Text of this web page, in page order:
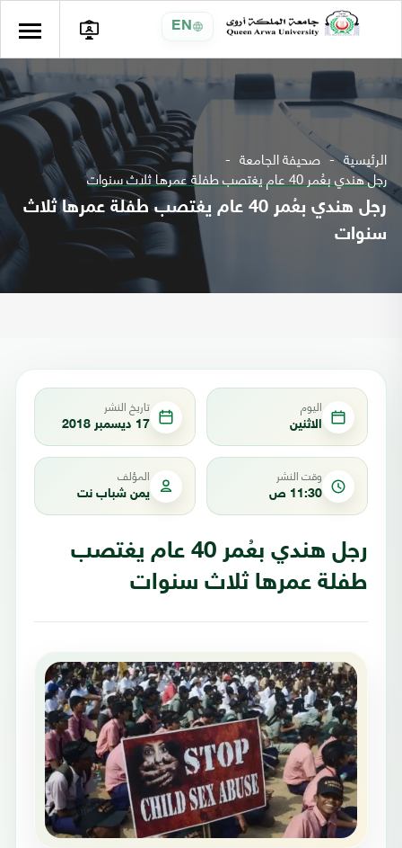
EN
الرئيسية صحيفة الجامعة
رجل هندي بعُمر 40 عام يغتصب طفلة عمرها ثلاث سنوات
رجل هندي بعُمر 40 عام يغتصب طفلة عمرها ثلاث
سنوات
اليوم
الاثنين
تاريخ النشر
17 ديسمبر 2018
وقت النشر
11:30 ص
المؤلف
يمن شباب نت
رجل هندي بعُمر 40 عام يغتصب
طفلة عمرها ثلاث سنوات